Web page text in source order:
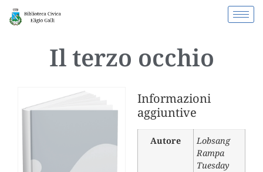
Il terzo occhio
Informazioni
aggiuntive
Autore
Lobsang
Rampa
Tuesday